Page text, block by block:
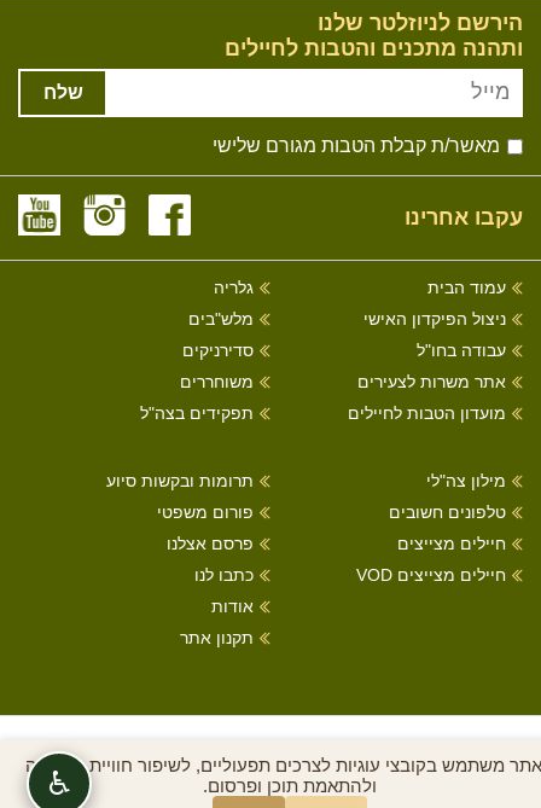
הירשם לניוזלטר שלנו
ותהנה מתכנים והטבות לחיילים
שלח
מאשר/ת קבלת הטבות מגורם שלישי
עקבו אחרינו
עמוד הבית
ניצול הפיקדון האישי
עבודה בחו"ל
אתר משרות לצעירים
מועדון הטבות לחיילים
גלריה
מלש"בים
סדירניקים
משוחררים
תפקידים בצה"ל
מילון צה"לי
טלפונים חשובים
חיילים מצייצים
חיילים מצייצים VOD
תרומות ובקשות סיוע
פורום משפטי
פרסם אצלנו
כתבו לנו
אודות
תקנון אתר
משתמש בקובצי עוגיות לצרכים תפעוליים, לשיפור חוויית הגלישה
ולהתאמת תוכן ופרסום.
♿